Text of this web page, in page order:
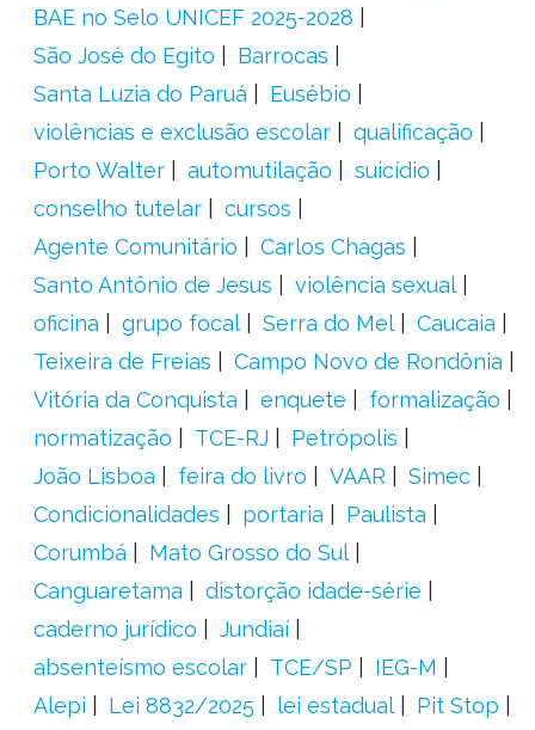
BAE no Selo UNICEF 2025-2028
São José do Egito
Barrocas
Santa Luzia do Paruá
Eusébio
violências e exclusão escolar
qualificação
Porto Walter
automutilação
suicídio
conselho tutelar
cursos
Agente Comunitário
Carlos Chagas
Santo Antônio de Jesus
violência sexual
oficina
grupo focal Serra do Mel
Caucaia
Teixeira de Freias
Campo Novo de Rondônia
Vitória da Conquista
enquete
formalização
normatização
TCE-RJ
Petrópolis
João Lisboa
feira do livro VAAR
Simec
Condicionalidades
portaria
Paulista
Corumbá
Mato Grosso do Sul
Canguaretama
distorção idade-série
caderno jurídico
Jundiaí
absenteísmo escolar
TCE/SP
IEG-M
Alepi
Lei 8832/2025 lei estadual
Pit Stop